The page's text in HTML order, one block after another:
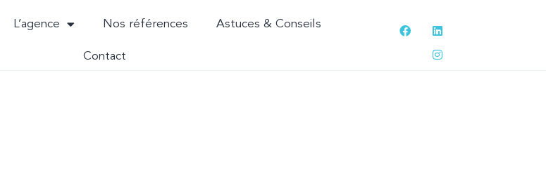
L’agence Nos références Astuces & Conseils
Contact